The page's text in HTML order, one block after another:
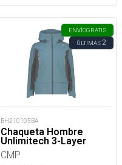
ENVÍOGRATIS
ÚLTIMAS2
BH210105BA
Chaqueta Hombre
Unlimitech 3-Layer
CMP